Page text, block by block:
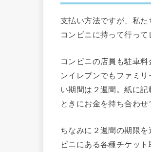
支払い方法ですが、私
コンビニに持って行って
コンビニの店員も駐車
ンイレブンでもファミ
い期間は２週間。紙に
ときにお金を持ち合わせ
ちなみに２週間の期限
ビニにある各種チケッ